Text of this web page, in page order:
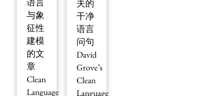
与象
征性
建模
的文
章
Clean
Language
夫的
干净
语言
问句
David
Grove’s
Clean
Language